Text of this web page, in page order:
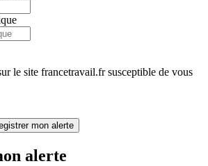
le site francetravail.fr susceptible de vous
mon alerte
alerte